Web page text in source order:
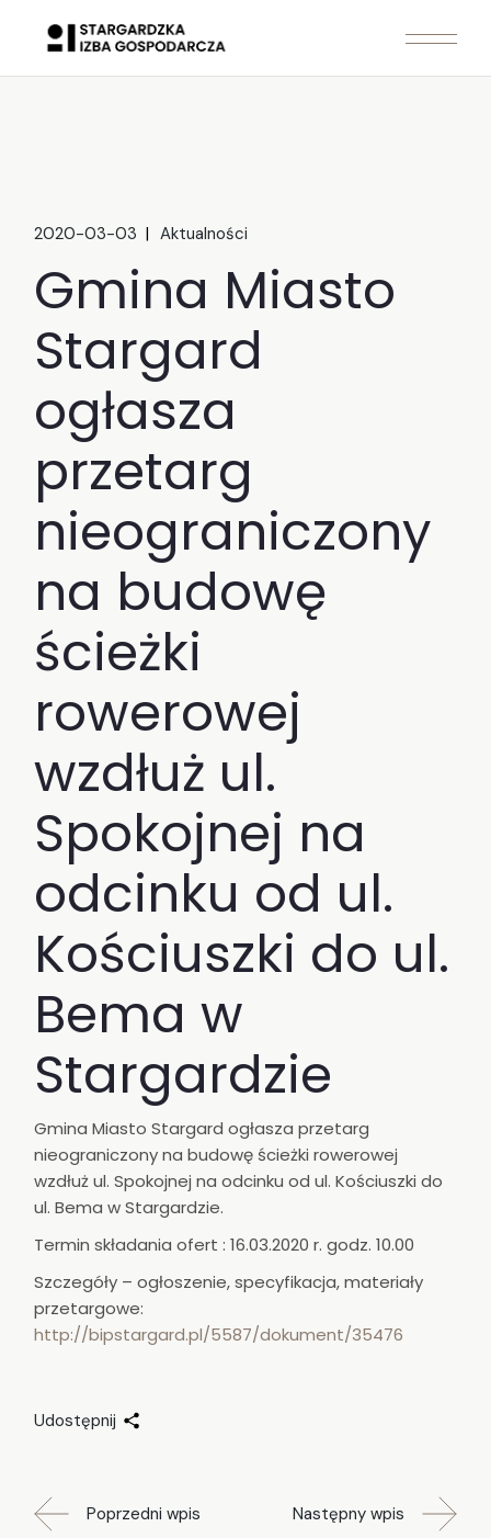
content
2020-03-03 Aktualności
Gmina Miasto
Stargard
ogłasza
przetarg
nieograniczony
na budowę
ścieżki
rowerowej
wzdłuż ul.
Spokojnej na
odcinku od ul.
Kościuszki do ul.
Bema w
Stargardzie
Gmina Miasto Stargard ogłasza przetarg
nieograniczony na budowę ścieżki rowerowej
wzdłuż ul. Spokojnej na odcinku od ul. Kościuszki do
ul. Bema w Stargardzie.
Termin składania ofert : 16.03.2020 r. godz. 10.00
Szczegóły – ogłoszenie, specyfikacja, materiały
przetargowe:
http://bipstargard.pl/5587/dokument/35476
Udostępnij
Poprzedni wpis Następny wpis